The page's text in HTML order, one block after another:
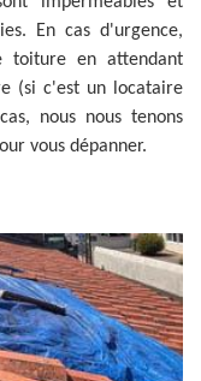
En cas d'urgence,
toiture en attendant
(si c'est un locataire
nous nous tenons
vous dépanner.